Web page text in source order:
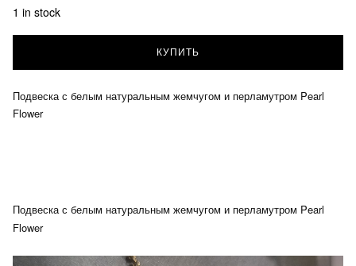
1 in stock
натуральным
жемчугом
КУПИТЬ
Подвеска с белым натуральным жемчугом и перламутром Pearl
Flower
Подвеска с белым натуральным жемчугом и перламутром Pearl
Flower